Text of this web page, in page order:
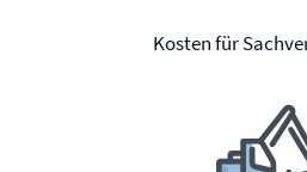
Kosten für